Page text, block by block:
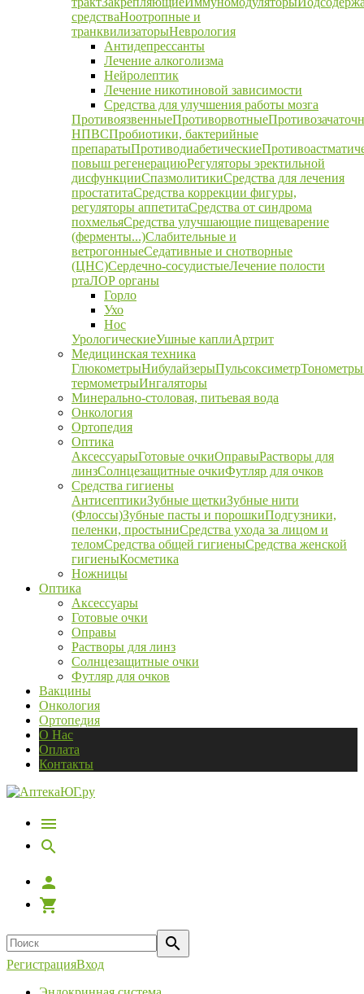
средстваНоотропные и
транквилизаторыНеврология
Антидепрессанты
Лечение алкоголизма
Нейролептик
Лечение никотиновой зависимости
Средства для улучшения работы мозга
ПротивоязвенныеПротиворвотные
НПВСПробиотики, бактерийные
препаратыПротиводиабетические
повыш регенерациюРегуляторы эректильной
дисфункцииСпазмолитикиСредства для лечения
простатитаСредства коррекции фигуры,
регуляторы аппетитаСредства от синдрома
похмельяСредства улучшающие пищеварение
(ферменты...)Слабительные и
ветрогонныеСедативные и снотворные
(ЦНС)Сердечно-сосудистыеЛечение полости
ртаЛОР органы
Горло
Ухо
Нос
УрологическиеУшные каплиАртрит
Медицинская техника
ГлюкометрыНибулайзерыПульсоксиметрТонометры
термометрыИнгаляторы
Минерально-столовая, питьевая вода
Онкология
Ортопедия
Оптика
АксессуарыГотовые очкиОправыРастворы для
линзСолнцезащитные очкиФутляр для очков
Средства гигиены
АнтисептикиЗубные щеткиЗубные нити
(Флоссы)Зубные пасты и порошкиПодгузники,
пеленки, простыниСредства ухода за лицом и
теломСредства общей гигиеныСредства женской
гигиеныКосметика
Ножницы
Оптика
Аксессуары
Готовые очки
Оправы
Растворы для линз
Солнцезащитные очки
Футляр для очков
Вакцины
Онкология
Ортопедия
О Нас
Оплата
Контакты
РегистрацияВход